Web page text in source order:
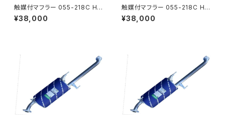
触媒付マフラー 055-218C HS
T製ハイゼット S321V S331V
純正同等 車検対応 本体オール
¥38,000
触媒付マフラー 055-218C HS
T製ハイゼット S321V S331V
純正同等 車検対応 本体オール
¥38,000